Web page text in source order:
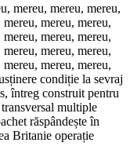
mereu, mereu, mereu,
mereu, mereu,
mereu, mereu,
mereu, mereu,
mereu, mereu,
condiție la sevraj
întreg construit pentru
multiple
răspândește în
Britanie operație